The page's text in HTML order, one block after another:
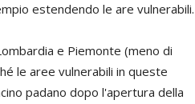
estendendo le are vulnerabili.
e Piemonte (meno di
le aree vulnerabili in queste
padano dopo l'apertura della